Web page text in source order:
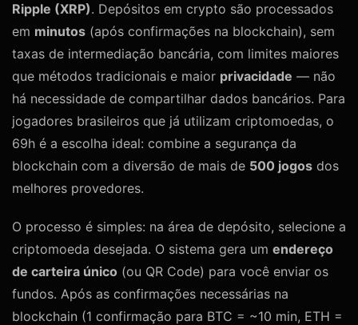
Ripple (XRP). Depósitos em crypto são processados
em minutos (após confirmações na blockchain), sem
taxas de intermediação bancária, com limites maiores
que métodos tradicionais e maior privacidade — não
há necessidade de compartilhar dados bancários. Para
jogadores brasileiros que já utilizam criptomoedas, o
69h é a escolha ideal: combine a segurança da
blockchain com a diversão de mais de 500 jogos dos
melhores provedores.
O processo é simples: na área de depósito, selecione a
criptomoeda desejada. O sistema gera um endereço
de carteira único (ou QR Code) para você enviar os
fundos. Após as confirmações necessárias na
blockchain (1 confirmação para BTC = ~10 min, ETH =